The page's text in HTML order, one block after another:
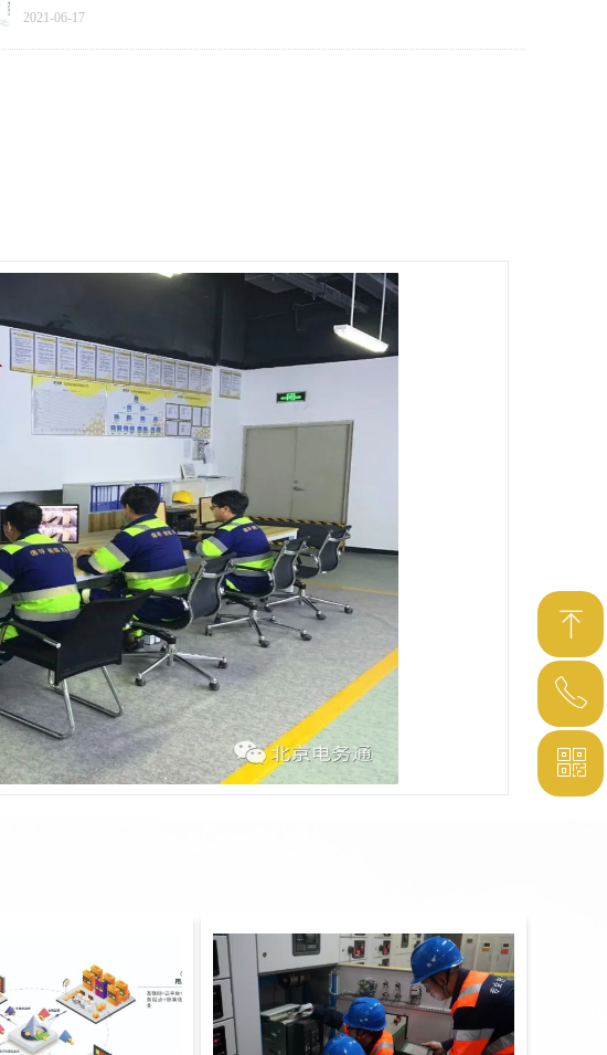
科技赋能 智慧运维|电务通配电系统智能化
设备台账管理不清晰、突发事故无法及时解决、没有专业电力服务队伍指导。
2021-06-17
ꁸ
回到顶部
ꂅ
010-87927012
ꀥ